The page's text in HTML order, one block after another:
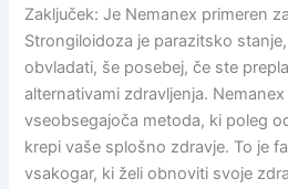
Zaključek: Je Nemanex primeren
Strongiloidoza je parazitsko
obvladati, še posebej, če ste
alternativami zdravljenja.
vseobsegajoča metoda, ki poleg
krepi vaše splošno zdravje. To je
vsakogar, ki želi obnoviti svoje